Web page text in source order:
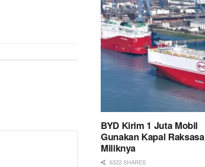
BYD Kirim 1 Juta Mobil
Gunakan Kapal Raksasa
Miliknya
6322 SHARES